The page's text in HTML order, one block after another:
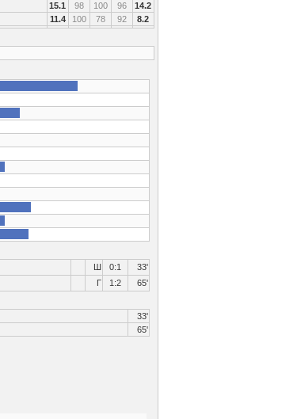
15.1 98 100 96
14.2
11.4 100 78 92 8.2
Ш 0:1
33'
Г 1:2 65'
33'
65'